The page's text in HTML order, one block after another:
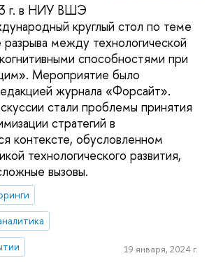
г. в НИУ ВШЭ
круглый стол по теме
между технологической
способностями при
Мероприятие было
журнала «Форсайт».
стали проблемы принятия
стратегий в
контексте, обусловленном
технологического развития,
вызовы.
19 января, 2024 г.